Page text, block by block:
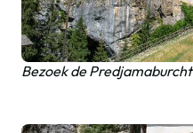
Bezoek de Predjamaburcht